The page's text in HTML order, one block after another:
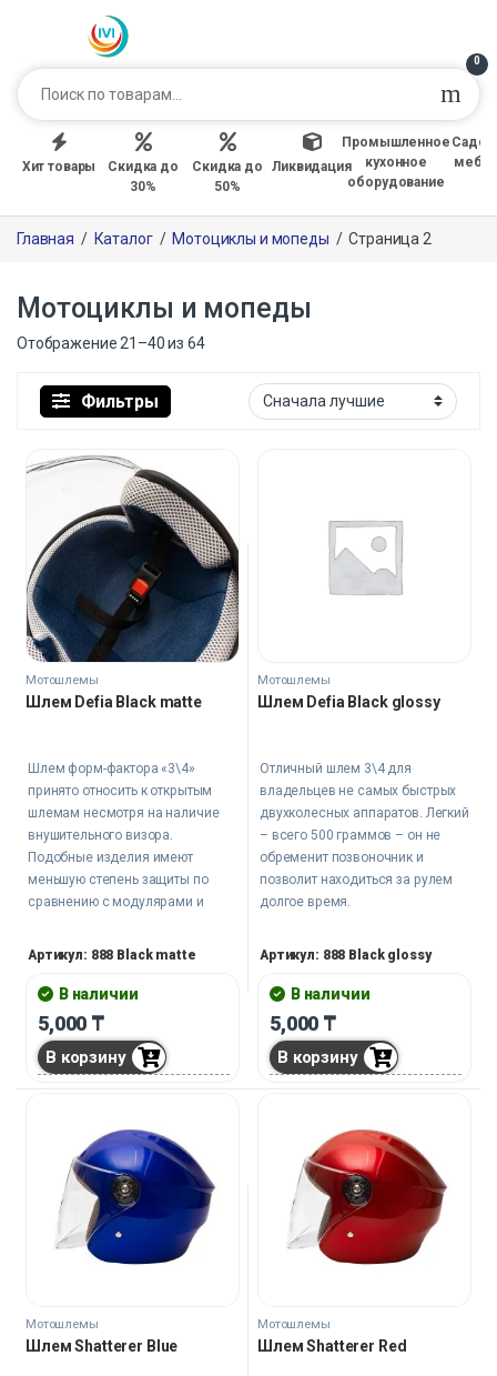
0
Хит товары
Скидка до
30%
Скидка до
50%
Ликвидация
Промышленное
кухонное
оборудование
Главная / Каталог / Мотоциклы и мопеды / Страница 2
Мотоциклы и мопеды
Отображение 21–40 из 64
Фильтры
Мотошлемы
Шлем Defia Black matte
Шлем форм-фактора «3\4»
принято относить к открытым
шлемам несмотря на наличие
внушительного визора.
Подобные изделия имеют
меньшую степень защиты по
сравнению с модулярами и
для водителей не самых
аппаратов – скутеров, мопедов
или круизеров.
Артикул: 888 Black matte
В наличии
5,000 ₸
В корзину
Мотошлемы
Шлем Defia Black glossy
Отличный шлем 3\4 для
владельцев не самых быстрых
двухколесных аппаратов. Легкий
– всего 500 граммов – он не
обременит позвоночник и
позволит находиться за рулем
долгое время.
Артикул: 888 Black glossy
В наличии
5,000 ₸
В корзину
Мотошлемы
Шлем Shatterer Blue
Мотошлемы
Шлем Shatterer Red